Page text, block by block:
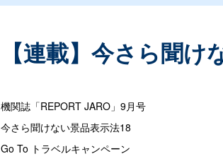
【連載】今さら聞
機関誌「REPORT JARO」9月号
今さら聞けない景品表示法18
Go To トラベルキャンペーン